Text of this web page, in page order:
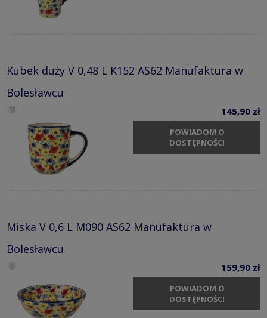
Kubek duży V 0,48 L K152 AS62 Manufaktura w
Bolesławcu
145,90 zł
POWIADOM O
DOSTĘPNOŚCI
Miska V 0,6 L M090 AS62 Manufaktura w
Bolesławcu
159,90 zł
POWIADOM O
DOSTĘPNOŚCI